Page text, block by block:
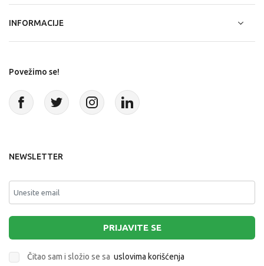
INFORMACIJE
Povežimo se!
NEWSLETTER
PRIJAVITE SE
Čitao sam i složio se sa uslovima korišćenja